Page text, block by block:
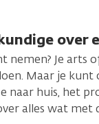
over
nemen? Je arts
Maar je kunt
naar huis, het
alles wat met